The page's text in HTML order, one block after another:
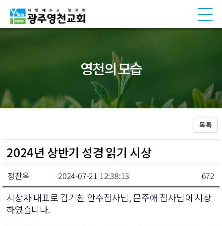
영천의 모습
목록
2024년 상반기 성경 읽기 시상
정찬욱 2024-07-21 12:38:13 672
시상자 대표로 김기환 안수집사님, 문주애 집사님이 시상
하였습니다.